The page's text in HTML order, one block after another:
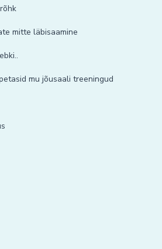
mitte läbisaamine
mu jõusaali treeningud